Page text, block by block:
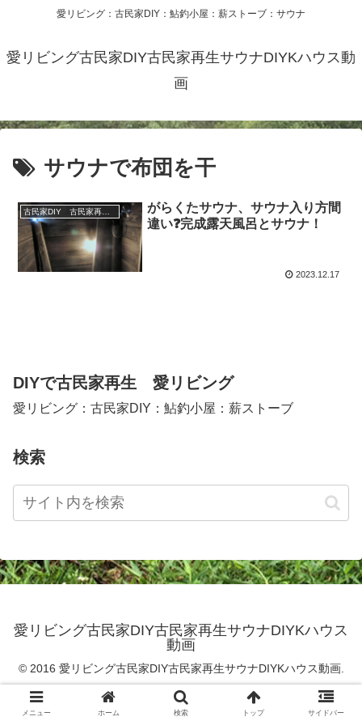
愛リビング：古民家DIY：鮎釣小屋：薪ストーブ：サウナ
愛リビング古民家DIY古民家再生サウナDIYKハウス動
画
サウナで布団を干
がらくたサウナ、サウナ入り方間
違い❓完成露天風呂とサウナ！
2023.12.17
DIYで古民家再生 愛リビング
愛リビング：古民家DIY：鮎釣小屋：薪ストーブ
検索
愛リビング古民家DIY古民家再生サウナDIYKハウス
動画
© 2016 愛リビング古民家DIY古民家再生サウナDIYKハウス動画.
メニュー ホーム 検索 トップ サイドバー